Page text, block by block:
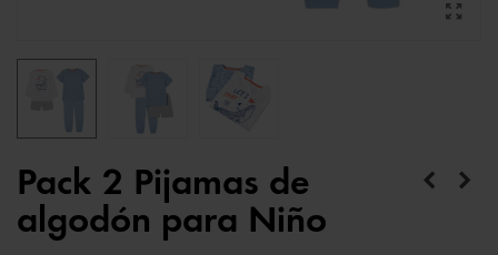
Pack 2 Pijamas de
algodón para Niño